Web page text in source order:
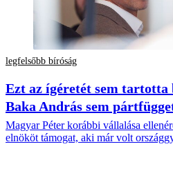
legfelsőbb bíróság
Ezt az ígéretét sem tartotta
Baka András sem
Magyar Péter korábbi vállalása
elnököt támogat, aki már volt